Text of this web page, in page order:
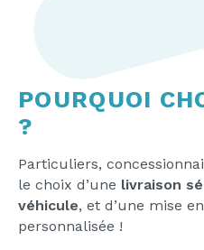
POURQUOI
?
Particuliers,
le choix d’une livraison
véhicule, et d’une mise
personnalisée !